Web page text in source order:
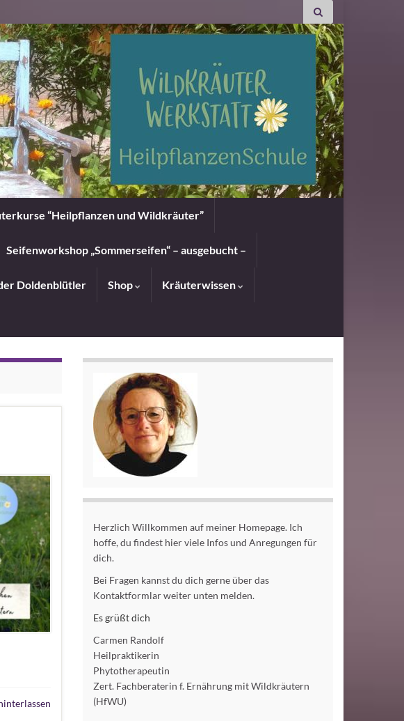
“Heilpflanzen und Wildkräuter”
Seifenworkshop „Sommerseifen“ – ausgebucht –
Doldenblütler Shop Kräuterwissen
Herzlich Willkommen auf meiner Homepage. Ich
hoffe, du findest hier viele Infos und Anregungen für
dich.
Bei Fragen kannst du dich gerne über das
Kontaktformlar weiter unten melden.
Es grüßt dich
Carmen Randolf
Heilpraktikerin
Phytotherapeutin
Zert. Fachberaterin f. Ernährung mit Wildkräutern
(HfWU)